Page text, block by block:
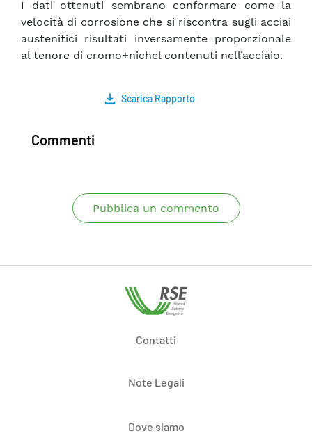
I dati ottenuti sembrano conformare come la
velocità di corrosione che si riscontra sugli acciai
austenitici risultati inversamente proporzionale
al tenore di cromo+nichel contenuti nell’acciaio.
Scarica Rapporto
Commenti
Pubblica un commento
Contatti
Note Legali
Dove siamo